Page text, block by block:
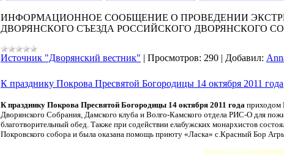
ИНФОРМАЦИОННОЕ СООБЩЕНИЕ О ПРОВЕДЕНИИ
ДВОРЯНСКОГО СЪЕЗДА РОССИЙСКОГО ДВОРЯНСКОГО
Источник "Дворянский вестник" | Просмотров: 290 | Добавил:
К празднику Покрова Пресвятой Богородицы 14 октября 2011 года
К празднику Покрова Пресвятой Богородицы 14 октября 2011 года приходом
Дворянского Собрания, Дамского клуба и Волго-Камского отдела РИС-О для
благотворительный обед. Также при содействии елабужских монархистов
Покровского собора и была оказана помощь приюту «Ласка» с.Красный Бор